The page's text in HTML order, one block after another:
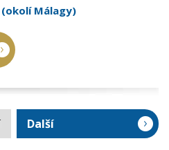
Málagy)
Další